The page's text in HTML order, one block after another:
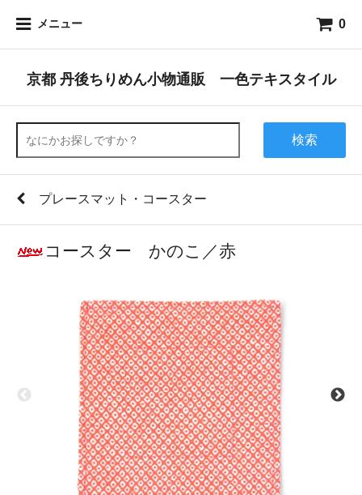
メニュー 0
京都 丹後ちりめん小物通販 一色テキスタイル
検索
プレースマット・コースター
コースター かのこ／赤